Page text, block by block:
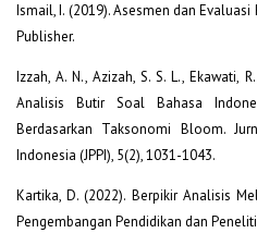
Ismail, I. (2019). Asesmen dan
Publisher.
Izzah, A. N., Azizah, S. S. L., Ekawati,
Analisis Butir Soal Bahasa
Berdasarkan Taksonomi Bloom.
Indonesia (JPPI), 5(2), 1031-1043.
Kartika, D. (2022). Berpikir Analisis
Pengembangan Pendidikan dan